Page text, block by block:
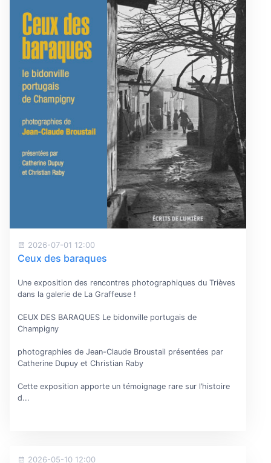
2026-07-01 12:00
Ceux des baraques
Une exposition des rencontres photographiques du Trièves
dans la galerie de La Graffeuse !
CEUX DES BARAQUES Le bidonville portugais de
Champigny
photographies de Jean-Claude Broustail présentées par
Catherine Dupuy et Christian Raby
Cette exposition apporte un témoignage rare sur l’histoire
d...
2026-05-10 12:00